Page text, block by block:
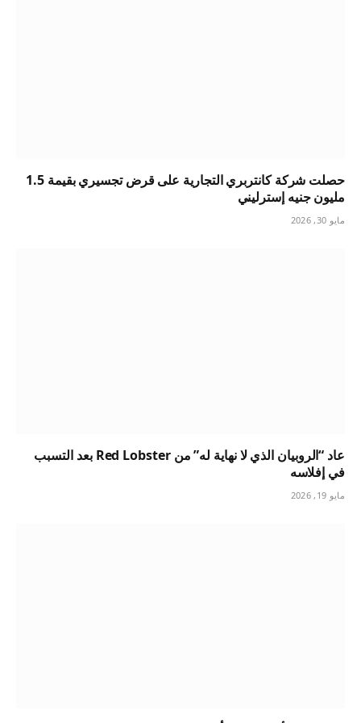
حصلت شركة كانتربري التجارية على قرض تجسيري بقيمة 1.5
مليون جنيه إسترليني
مايو 30, 2026
عاد “الروبيان الذي لا نهاية له” من Red Lobster بعد التسبب
في إفلاسه
مايو 19, 2026